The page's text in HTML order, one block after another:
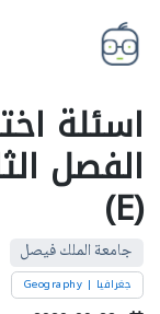
اسئلة
(E)
جامعة الملك فيصل
جغرافيا | Geography